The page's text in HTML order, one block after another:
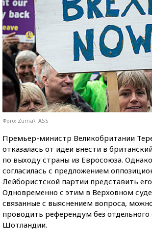
Фото: Zuma\TASS
Премьер-министр Великобритании
отказалась от идеи внести в
по выходу страны из Евросоюза.
согласилась с предложением
Лейбористской партии представить
Одновременно с этим в Верховном суде
связанные с выяснением вопроса,
проводить референдум без
Шотландии.